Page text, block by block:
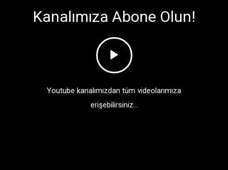
Kanalımıza Abone Olun!
Youtube kanalımızdan tüm videolarımıza
erişebilirsiniz...